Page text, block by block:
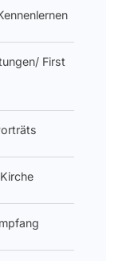
First